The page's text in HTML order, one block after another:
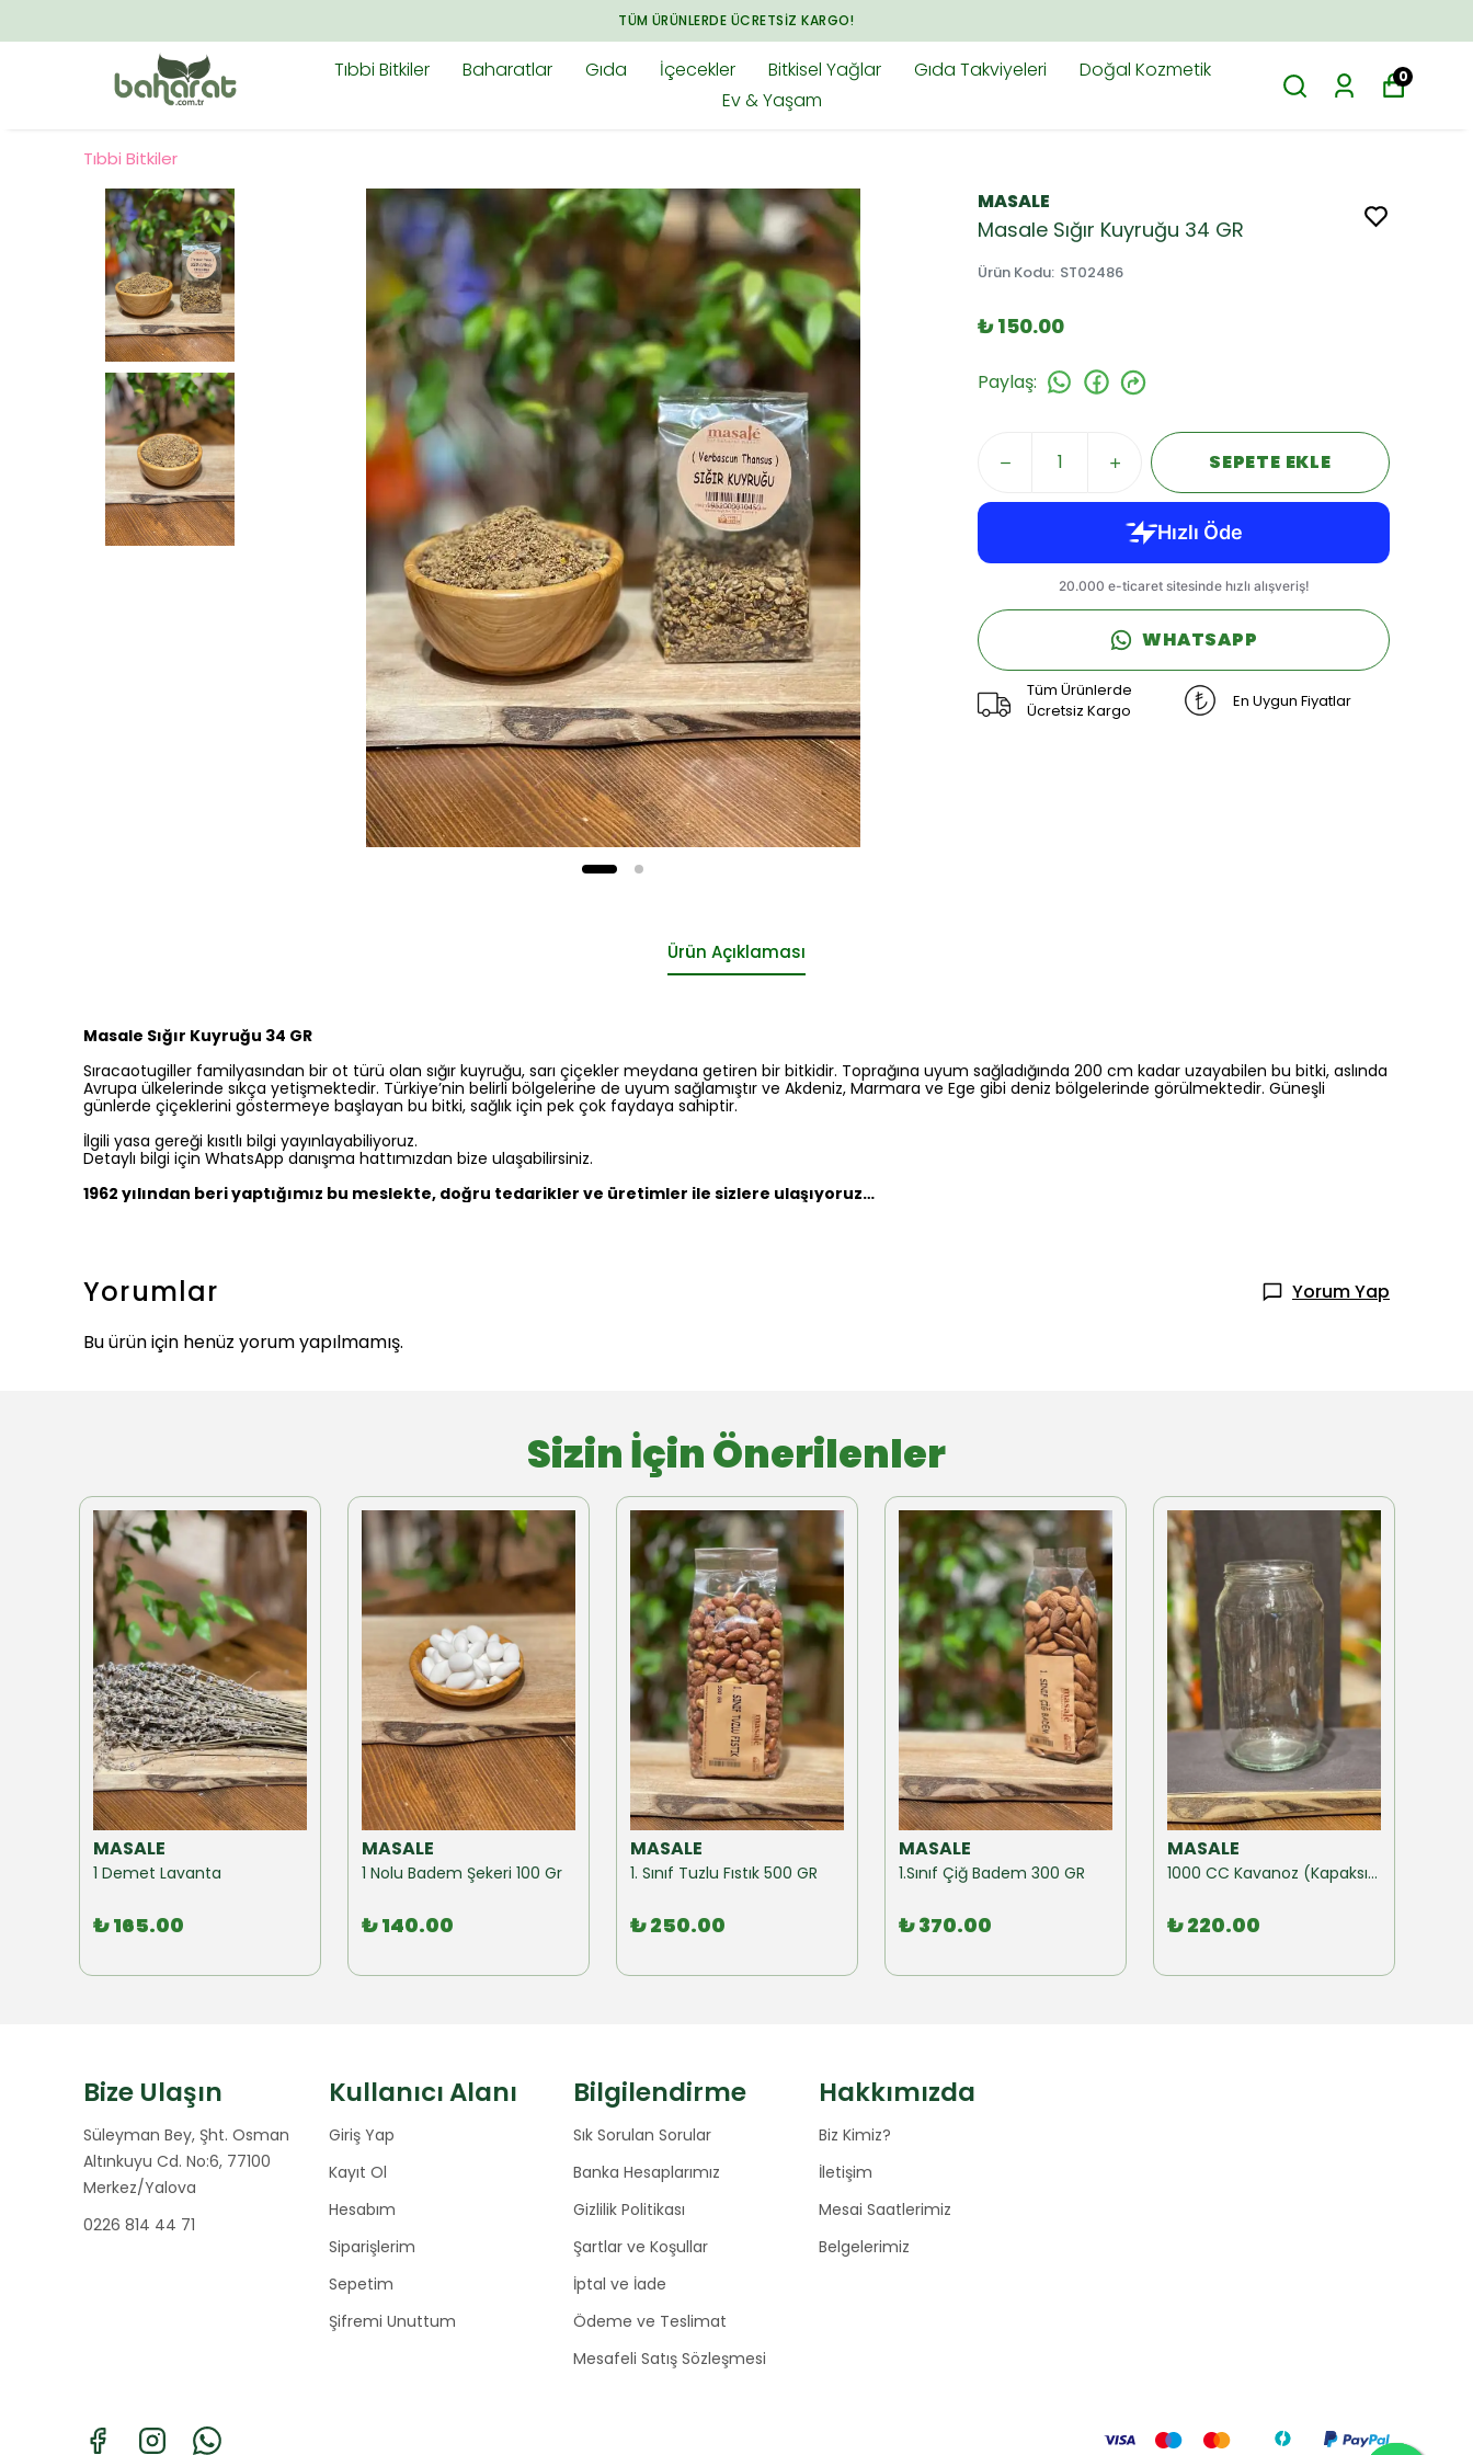
ARADIĞINIZ HER ŞEY BAHARAT.COM.TR'DE
Tıbbi Bitkiler Baharatlar Gıda İçecekler Bitkisel Yağlar Gıda Takviyeleri
Doğal Kozmetik
Ev & Yaşam
0
Tıbbi Bitkiler
MASALE
Masale Sığır Kuyruğu 34 GR
Ürün Kodu: ST02486
₺ 150.00
Paylaş:
SEPETE EKLE
WHATSAPP
Tüm Ürünlerde
Ücretsiz Kargo
En Uygun Fiyatlar
Ürün Açıklaması
Masale Sığır Kuyruğu 34 GR
Sıracaotugiller familyasından bir ot türü olan sığır kuyruğu, sarı çiçekler meydana getiren bir bitkidir. Toprağına uyum sağladığında 200 cm kadar uzayabilen bu bitki, aslında
Avrupa ülkelerinde sıkça yetişmektedir. Türkiye’nin belirli bölgelerine de uyum sağlamıştır ve Akdeniz, Marmara ve Ege gibi deniz bölgelerinde görülmektedir. Güneşli
günlerde çiçeklerini göstermeye başlayan bu bitki, sağlık için pek çok faydaya sahiptir.
İlgili yasa gereği kısıtlı bilgi yayınlayabiliyoruz.
Detaylı bilgi için WhatsApp danışma hattımızdan bize ulaşabilirsiniz.
1962 yılından beri yaptığımız bu meslekte, doğru tedarikler ve üretimler ile sizlere ulaşıyoruz…
Yorumlar
Yorum Yap
Bu ürün için henüz yorum yapılmamış.
Sizin İçin Önerilenler
MASALE
1 Demet Lavanta
₺ 165.00
MASALE
1 Nolu Badem Şekeri 100 Gr
₺ 140.00
MASALE
1. Sınıf Tuzlu Fıstık 500 GR
₺ 250.00
MASALE
1.Sınıf Çiğ Badem 300 GR
₺ 370.00
MASALE
1000 CC Kavanoz (Kapaksız) 10 Adet
₺ 220.00
Bize Ulaşın
Süleyman Bey, Şht. Osman
Altınkuyu Cd. No:6, 77100
Merkez/Yalova
0226 814 44 71
Kullanıcı Alanı
Giriş Yap
Kayıt Ol
Hesabım
Siparişlerim
Sepetim
Şifremi Unuttum
Bilgilendirme
Sık Sorulan Sorular
Banka Hesaplarımız
Gizlilik Politikası
Şartlar ve Koşullar
İptal ve İade
Ödeme ve Teslimat
Mesafeli Satış Sözleşmesi
Hakkımızda
Biz Kimiz?
İletişim
Mesai Saatlerimiz
Belgelerimiz